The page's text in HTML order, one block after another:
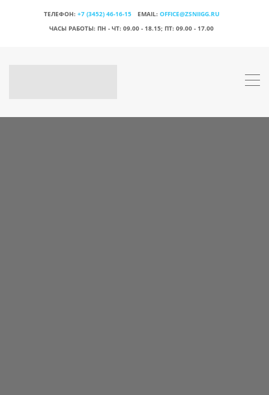
ТЕЛЕФОН: +7 (3452) 46-16-15 EMAIL: OFFICE@ZSNIIGG.RU
ЧАСЫ РАБОТЫ: ПН - ЧТ: 09.00 - 18.15; ПТ: 09.00 - 17.00